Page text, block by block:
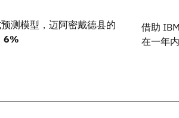
测模型，迈阿密戴德县的
6%
借助
在一年